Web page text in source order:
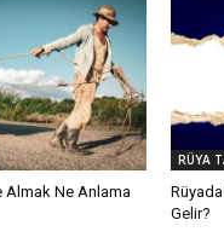
Almak Ne Anlama
RÜYA
Gelir?